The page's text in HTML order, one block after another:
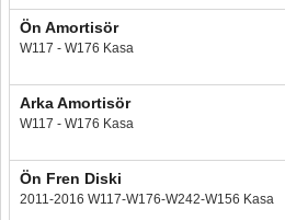
Ön Amortisör
W117 - W176 Kasa
Arka Amortisör
W117 - W176 Kasa
Ön Fren Diski
2011-2016 W117-W176-W242-W156 Kasa